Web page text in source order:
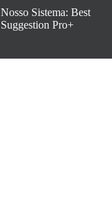
Nosso Sistema: Best
Suggestion Pro+